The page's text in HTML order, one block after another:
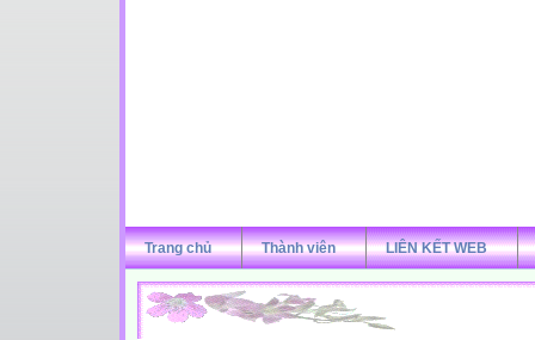
Trang chủ Thành viên LIÊN KẾT WEB